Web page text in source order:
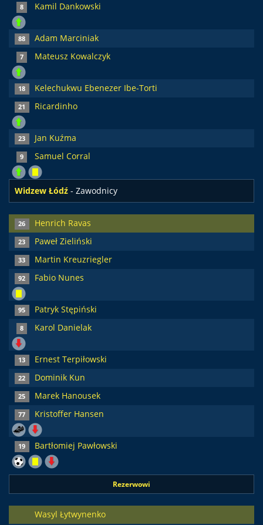
8 Kamil Dankowski
88 Adam Marciniak
7 Mateusz Kowalczyk
18 Kelechukwu Ebenezer Ibe-Torti
21 Ricardinho
23 Jan Kuźma
9 Samuel Corral
Widzew Łódź - Zawodnicy
26 Henrich Ravas
23 Paweł Zieliński
33 Martin Kreuzriegler
92 Fabio Nunes
95 Patryk Stępiński
8 Karol Danielak
13 Ernest Terpiłowski
22 Dominik Kun
25 Marek Hanousek
77 Kristoffer Hansen
19 Bartłomiej Pawłowski
Rezerwowi
Wasyl Łytwynenko